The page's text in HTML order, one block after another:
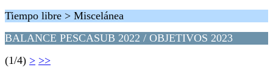
Tiempo libre > Miscelánea
BALANCE PESCASUB 2022 / OBJETIVOS 2023
(1/4) > >>